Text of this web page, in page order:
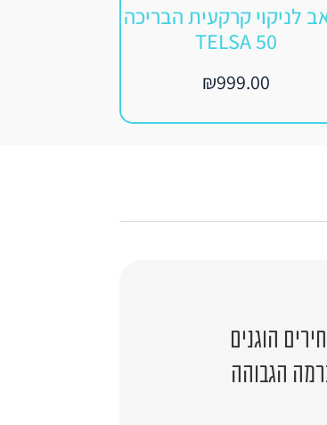
לניקוי קרקעית הבריכה
50 TELSA
₪999.00
הוגנים
הגבוהה